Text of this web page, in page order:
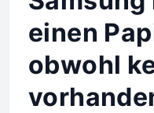
einen
obwohl